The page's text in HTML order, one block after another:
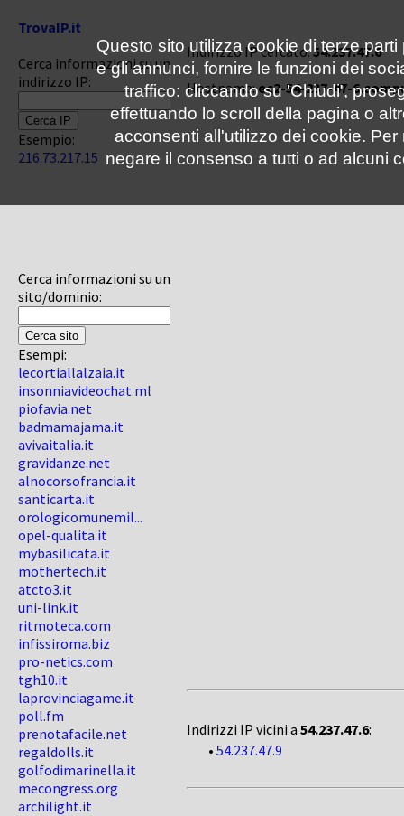
TrovaIP.it
Cerca informazioni su un
indirizzo IP:
Esempio:
216.73.217.15
Cerca informazioni su un
sito/dominio:
Esempi:
lecortiallalzaia.it
insonniavideochat.ml
piofavia.net
badmamajama.it
avivaitalia.it
gravidanze.net
alnocorsofrancia.it
santicarta.it
orologicomunemil...
opel-qualita.it
mybasilicata.it
mothertech.it
atcto3.it
uni-link.it
ritmoteca.com
infissiroma.biz
pro-netics.com
tgh10.it
laprovinciagame.it
poll.fm
prenotafacile.net
regaldolls.it
golfodimarinella.it
mecongress.org
archilight.it
Indirizzo IP cercato:54.237.47.6
Hostname:ec2-54-237-47-
Indirizzi IP vicini a 54.237.47.6:
• 54.237.47.9
Questo sito utilizza cookie di terze
e gli annunci, fornire le funzioni dei
traffico: cliccando su 'Chiudi',
effettuando lo scroll della pagina o
acconsenti all'utilizzo dei cookie.
negare il consenso a tutti o ad alcuni